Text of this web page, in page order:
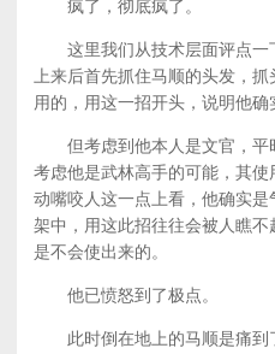
疯了，彻底疯了。
这里我们从技术层面评点一
上来后首先抓住马顺的头发，
用的，用这一招开头，说明他确
但考虑到他本人是文官，平
考虑他是武林高手的可能，其
动嘴咬人这一点上看，他确实
架中，用这此招往往会被人瞧
是不会使出来的。
他已愤怒到了极点。
此时倒在地上的马顺是痛到